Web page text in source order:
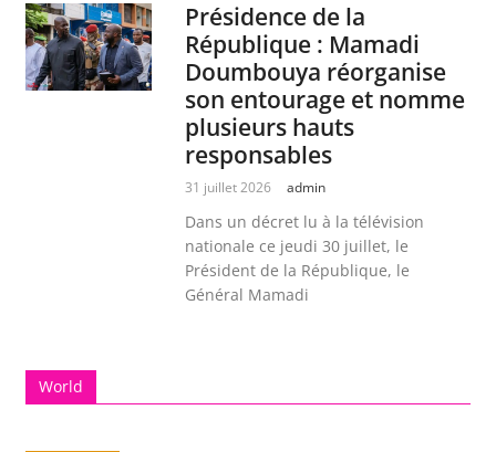
Présidence de la
République : Mamadi
Doumbouya réorganise
son entourage et nomme
plusieurs hauts
responsables
31 juillet 2026 admin
Dans un décret lu à la télévision
nationale ce jeudi 30 juillet, le
Président de la République, le
Général Mamadi
World